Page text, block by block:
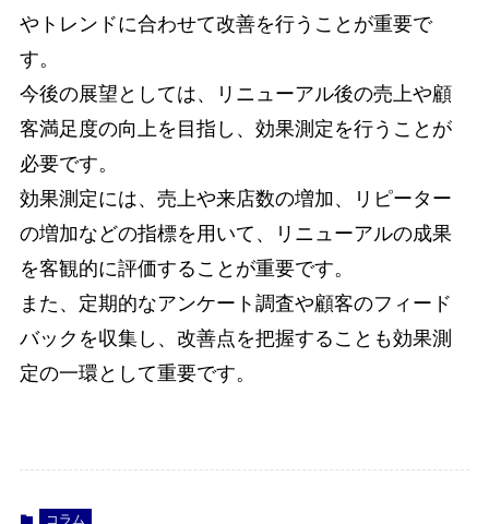
やトレンドに合わせて改善を行うことが重要で
す。
今後の展望としては、リニューアル後の売上や顧
客満足度の向上を目指し、効果測定を行うことが
必要です。
効果測定には、売上や来店数の増加、リピーター
の増加などの指標を用いて、リニューアルの成果
を客観的に評価することが重要です。
また、定期的なアンケート調査や顧客のフィード
バックを収集し、改善点を把握することも効果測
定の一環として重要です。
コラム